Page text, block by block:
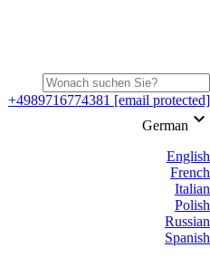
+4989716774381 [email protected]
German keyboard_arrow_down
English
French
Italian
Polish
Russian
Spanish